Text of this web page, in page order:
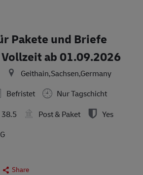
Pakete und Briefe
ab 01.09.2026
Geithain,Sachsen,Germany
Befristet
Nur Tagschicht
38.5 Post & Paket
Yes
Share